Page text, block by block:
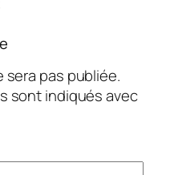
sera pas publiée.
sont indiqués avec